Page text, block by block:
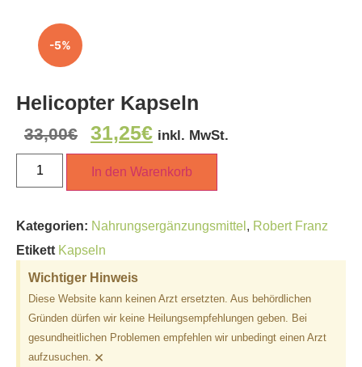
-5%
Helicopter Kapseln
33,00€ 31,25€ inkl. MwSt.
In den Warenkorb
Kategorien: Nahrungsergänzungsmittel , Robert Franz
Etikett Kapseln
Wichtiger Hinweis
Diese Website kann keinen Arzt ersetzten. Aus behördlichen
Gründen dürfen wir keine Heilungsempfehlungen geben. Bei
gesundheitlichen Problemen empfehlen wir unbedingt einen Arzt
aufzusuchen. ×